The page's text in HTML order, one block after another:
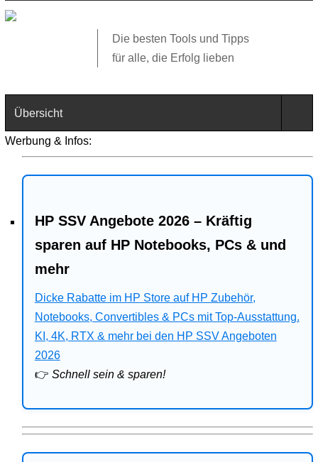
Die besten Tools und Tipps
für alle, die Erfolg lieben
Übersicht
Technik
Web
Business
Angebote
Bitdefender
Ratgeber
Werbung & Infos:
HP SSV Angebote 2026 – Kräftig
sparen auf HP Notebooks, PCs & und
mehr
Dicke Rabatte im HP Store auf HP Zubehör,
Notebooks, Convertibles & PCs mit Top-Ausstattung.
KI, 4K, RTX & mehr bei den HP SSV Angeboten
2026
👉 Schnell sein & sparen!